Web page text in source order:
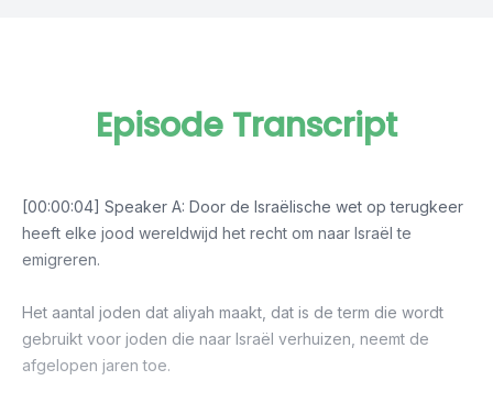
Episode Transcript